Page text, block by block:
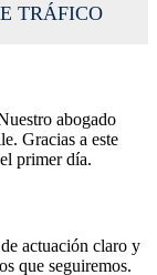
TRÁFICO
abogado
Gracias a este
primer día.
actuación claro y
que seguiremos.